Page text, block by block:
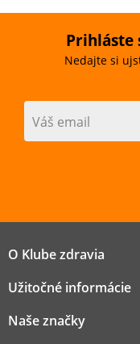
Prihláste
Nedajte si
Váš email
O Klube zdravia
Užitočné informácie
Naše značky